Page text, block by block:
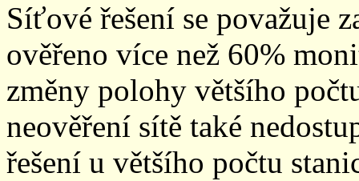
Síťové řešení se považuje
ověřeno více než 60%
změny polohy většího
neověření sítě také
řešení u většího počtu